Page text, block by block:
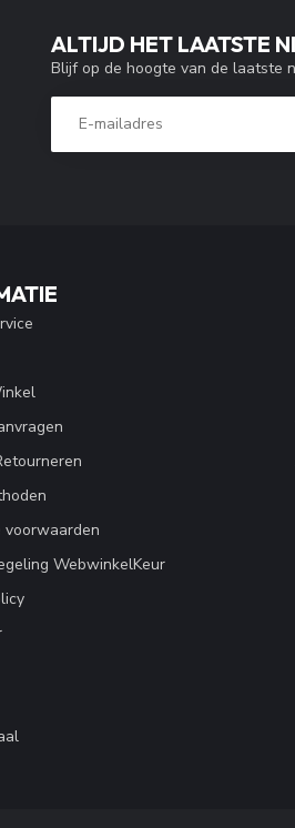
ALTIJD HET LAATSTE
Blijf op de hoogte van de laatste
voorwaarden
WebwinkelKeur